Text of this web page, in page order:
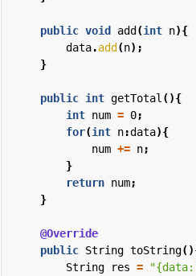
public void add (int n){
data.add (n);
}
public int getTotal (){
int num = 0;
for(int n:data){
num += n;
}
return num;
}
@Override
public String toString
String
res =